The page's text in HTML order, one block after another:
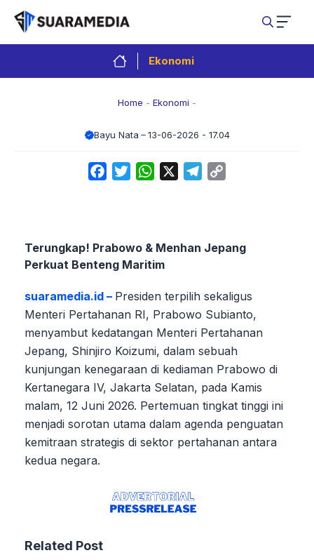
Langsung
isi
Ekonomi
Home - Ekonomi -
Bayu Nata 13-06-2026 - 17.04
FacebookTwitterWhatsApp Telegram
Terungkap! Prabowo & Menhan Jepang
Perkuat Benteng Maritim
suaramedia.id – Presiden terpilih sekaligus
Menteri Pertahanan RI, Prabowo Subianto,
menyambut kedatangan Menteri Pertahanan
Jepang, Shinjiro Koizumi, dalam sebuah
kunjungan kenegaraan di kediaman Prabowo di
Kertanegara IV, Jakarta Selatan, pada Kamis
malam, 12 Juni 2026. Pertemuan tingkat tinggi ini
menjadi sorotan utama dalam agenda penguatan
kemitraan strategis di sektor pertahanan antara
kedua negara.
Related Post